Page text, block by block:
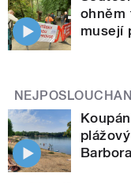
ohněm
musejí
Barbora